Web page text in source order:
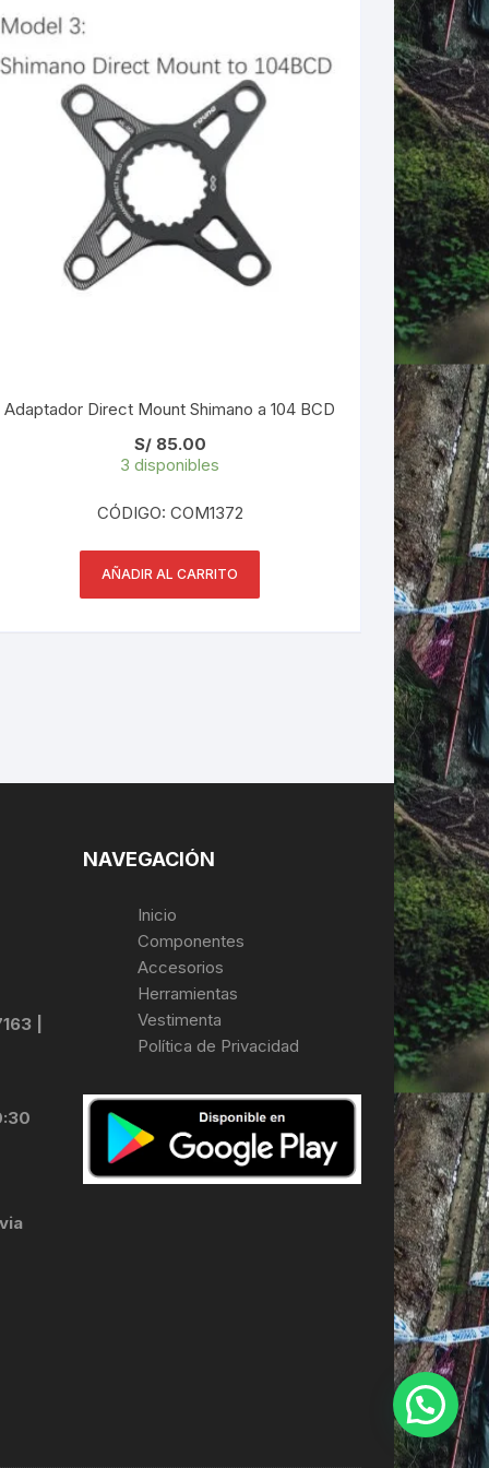
Adaptador Direct Mount Shimano a 104 BCD
S/85.00
3 disponibles
CÓDIGO: COM1372
AÑADIR AL CARRITO
|
NAVEGACIÓN
Inicio
Componentes
Accesorios
Herramientas
Vestimenta
Política de Privacidad